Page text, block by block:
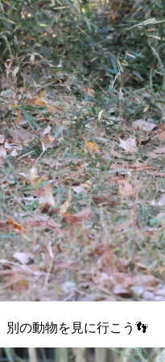
別の動物を見に行こう👣